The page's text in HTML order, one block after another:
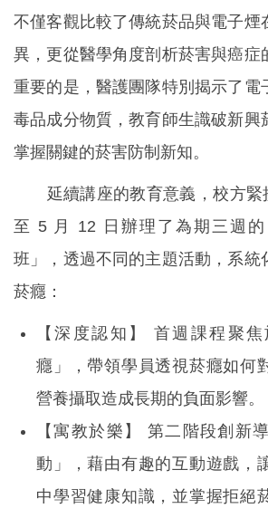
不僅客觀比較了傳統菸品與電子煙
異，更從醫學角度剖析菸害與癌症
重要的是，醫護團隊特別揭示了電
毒品成分物質，教育師生識破新興
掌握關鍵的菸害防制新知。
延續講座的教育意義，校方緊
至 5 月 12 日辦理了為期三週
班」，透過不同的主題活動，系統
菸癮：
【深度認知】 首週課程聚
癮」，帶領學員透視菸癮如何
營養攝取造成長期的負面影響。
【寓教於樂】 第二階段創新
動」，藉由有趣的互動遊戲，
中學習健康知識，並掌握拒絕